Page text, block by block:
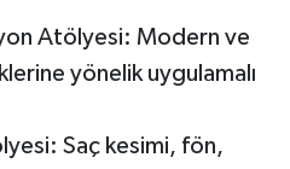
Atölyesi: Modern ve
yönelik uygulamalı
Saç kesimi, fön,